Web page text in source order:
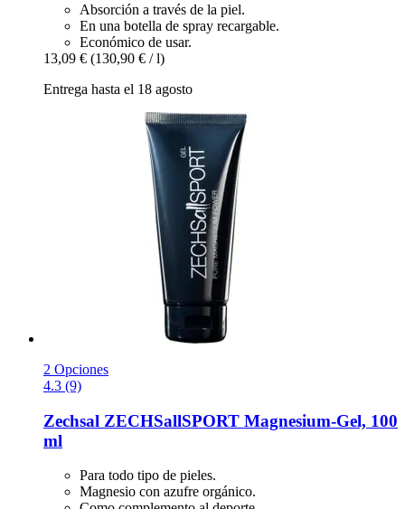
Absorción a través de la piel.
En una botella de spray recargable.
Económico de usar.
13,09 € (130,90 € / l)
Entrega hasta el 18 agosto
2 Opciones
4.3 (9)
Zechsal ZECHSallSPORT Magnesium-​Gel, 100
ml
Para todo tipo de pieles.
Magnesio con azufre orgánico.